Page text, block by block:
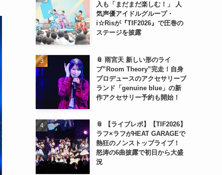
入も「まだまだ楽しむ！」 人
気声優アイドルグループ・
i☆Risが『TIF2026』で圧巻の
ステージを披露
📎 雨宮天 新しい形のライ
ブ”Room Theory”完走！自身
プロデュースのアクセサリーブ
ランド「genuine blue」の新
作アクセサリー予約も開始！
📎 【ライブレポ】【TIF2026】
ラフ×ラフがHEAT GARAGEで
熱狂のノンストップライブ！
怒涛の6曲披露で初日から大盛
況